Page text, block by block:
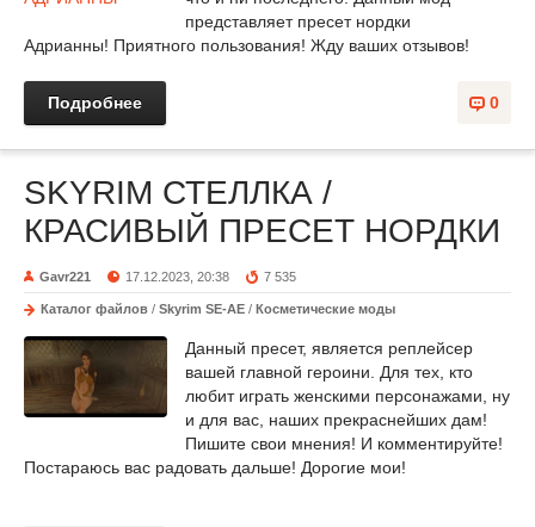
представляет пресет нордки
Адрианны! Приятного пользования! Жду ваших отзывов!
0
Подробнее
SKYRIM СТЕЛЛКА /
КРАСИВЫЙ ПРЕСЕТ НОРДКИ
Gavr221 17.12.2023, 20:38 7 535
Каталог файлов / Skyrim SE-AE / Косметические моды
Данный пресет, является реплейсер
вашей главной героини. Для тех, кто
любит играть женскими персонажами, ну
и для вас, наших прекраснейших дам!
Пишите свои мнения! И комментируйте!
Постараюсь вас радовать дальше! Дорогие мои!